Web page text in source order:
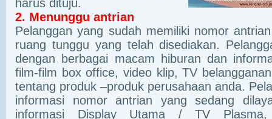
harus dituju.
2. Menunggu antrian
Pelanggan yang sudah memiliki nomor
ruang tunggu yang telah disediakan.
dengan berbagai macam hiburan dan
film-film box office, video klip, TV
tentang produk –produk perusahaan anda.
informasi nomor antrian yang sedang
informasi Display Utama / TV